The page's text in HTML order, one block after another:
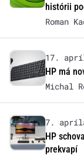
histórii
Roman
17.
HP má
Michal
7.
HP
prekvapí